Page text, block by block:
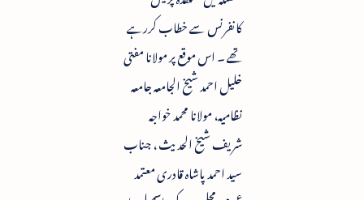
کانفرنس سے خطاب کررہے
تھے ۔ اس موقع پر مولانا مفتی
خلیل احمد شیخ الجامعہ جامعہ
نظامیہ، مولانا محمد خواجہ
شریف شیخ الحدیث ، جناب
سید احمد پاشاہ قادری معتمد